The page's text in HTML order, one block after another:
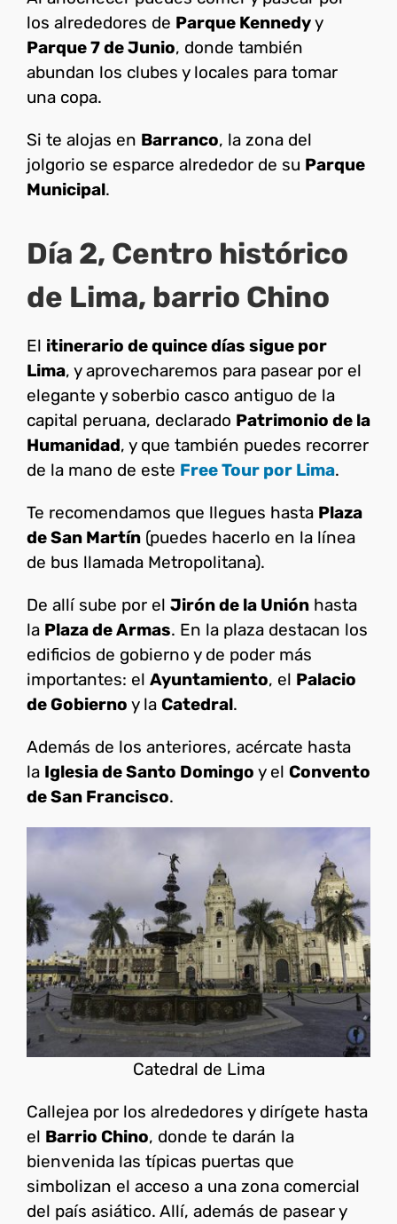
los alrededores de Parque Kennedyy
Parque 7 de Junio, donde también
abundan los clubes y locales para tomar
una copa.
Si te alojas en Barranco, la zona del
jolgorio se esparce alrededor de su Parque
Municipal.
Día 2, Centro histórico
de Lima, barrio Chino
El itinerario de quince días sigue por
Lima, y aprovecharemos para pasear por el
elegante y soberbio casco antiguo de la
capital peruana, declarado Patrimonio de la
Humanidad, y que también puedes recorrer
de la mano de este Free Tour por Lima.
Te recomendamos que llegues hasta Plaza
de San Martín (puedes hacerlo en la línea
de bus llamada Metropolitana).
De allí sube por el Jirón de la Unión hasta
la Plaza de Armas. En la plaza destacan los
edificios de gobierno y de poder más
importantes: el Ayuntamiento, el Palacio
de Gobierno y la Catedral.
Además de los anteriores, acércate hasta
la Iglesia de Santo Domingo y el Convento
de San Francisco.
Catedral de Lima
Callejea por los alrededores y dirígete hasta
el Barrio Chino, donde te darán la
bienvenida las típicas puertas que
simbolizan el acceso a una zona comercial
del país asiático. Allí, además de pasear y